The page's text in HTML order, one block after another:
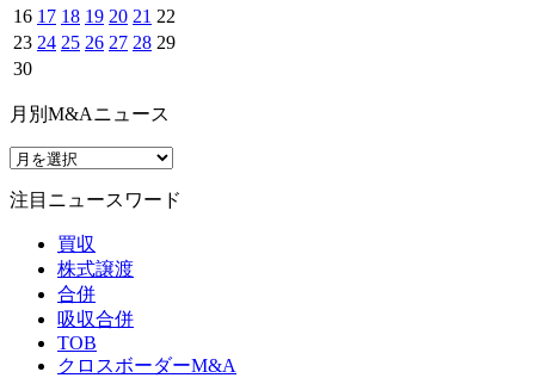
16 17 18 19 20 21 22
23 24 25 26 27 28 29
30
月別M&Aニュース
注目ニュースワード
買収
株式譲渡
合併
吸収合併
TOB
クロスボーダーM&A